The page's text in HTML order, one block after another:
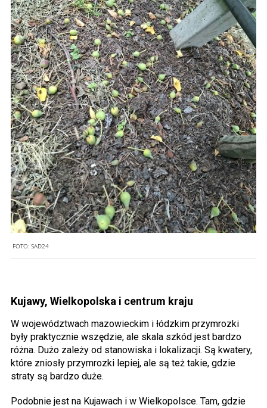
FOTO: SAD24
Kujawy, Wielkopolska i centrum kraju
W województwach mazowieckim i łódzkim przymrozki
były praktycznie wszędzie, ale skala szkód jest bardzo
różna. Dużo zależy od stanowiska i lokalizacji. Są kwatery,
które zniosły przymrozki lepiej, ale są też takie, gdzie
straty są bardzo duże.
Podobnie jest na Kujawach i w Wielkopolsce. Tam, gdzie